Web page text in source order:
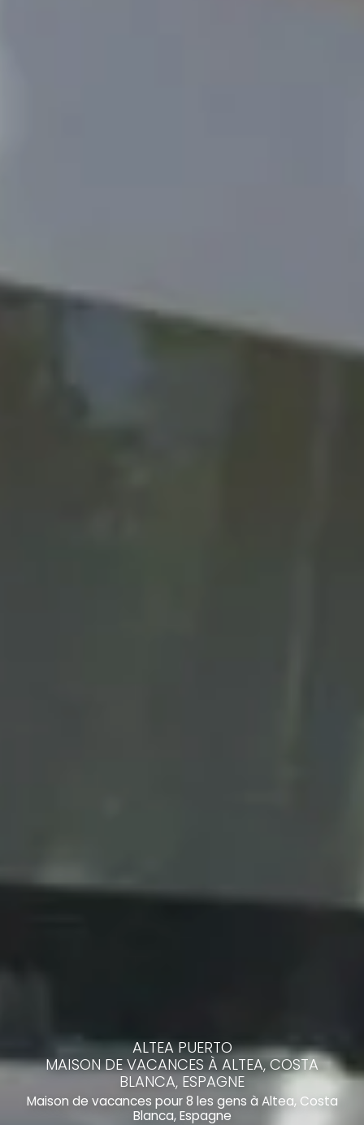
ALTEA PUERTO
MAISON DE VACANCES À ALTEA, COSTA
BLANCA, ESPAGNE
Maison de vacances pour 8 les gens à Altea, Costa
Blanca, Espagne